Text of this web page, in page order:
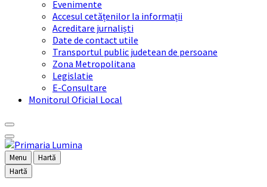
Evenimente
Accesul cetățenilor la informații
Acreditare jurnaliști
Date de contact utile
Transportul public judetean de persoane
Zona Metropolitana
Legislatie
E-Consultare
Monitorul Oficial Local
Menu
Hartă
Hartă